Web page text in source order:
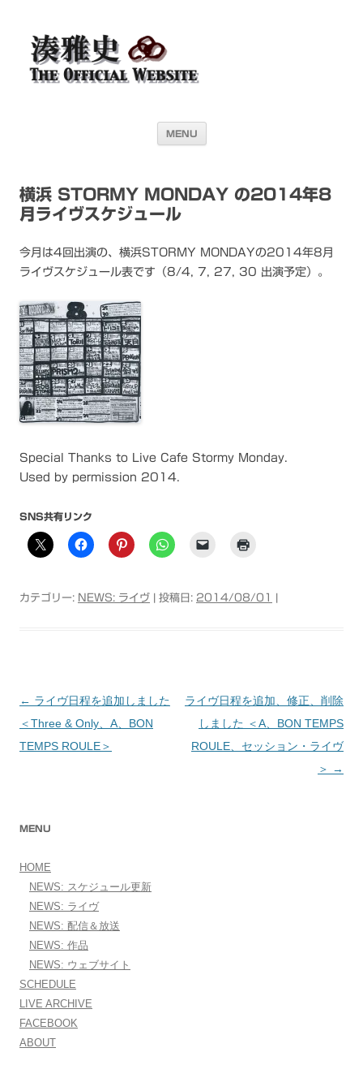
湊雅史オフィシャル・ウェブサイト＜
Masafumi Minato THE
OFFICIAL WEBSITE＞
ウェブサイトです
MENU
横浜 STORMY MONDAY の2014年8
月ライヴスケジュール
今月は4回出演の、横浜STORMY MONDAYの2014年8月
ライヴスケジュール表です（8/4, 7, 27, 30 出演予定）。
Special Thanks to Live Cafe Stormy Monday.
Used by permission 2014.
SNS共有リンク
カテゴリー: NEWS: ライヴ | 投稿日: 2014/08/01
投稿ナビゲーション
← ライヴ日程を追加しました
＜Three & Only、A、BON
TEMPS ROULE＞
ライヴ日程を追加、修正、削除
しました ＜A、BON TEMPS
ROULE、セッション・ライヴ
＞ →
MENU
HOME
NEWS: スケジュール更新
NEWS: ライヴ
NEWS: 配信＆放送
NEWS: 作品
NEWS: ウェブサイト
SCHEDULE
LIVE ARCHIVE
FACEBOOK
ABOUT